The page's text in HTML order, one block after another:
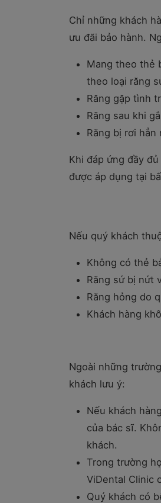
Chỉ những khách
ưu đãi bảo hành.
Mang theo thẻ
theo loại răng
Răng gặp tình
Răng sau khi
Răng bị rơi
Khi đáp ứng đầy
được áp dụng tại
Nếu quý khách
Không có thẻ
Răng sứ bị nứt
Răng hỏng do
Khách hàng
Ngoài những
khách lưu ý:
Nếu khách
của bác sĩ.
khách.
Trong trường
ViDental Clinic
Quý khách có